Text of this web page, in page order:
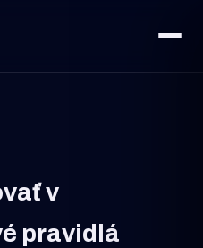
v
pravidlá